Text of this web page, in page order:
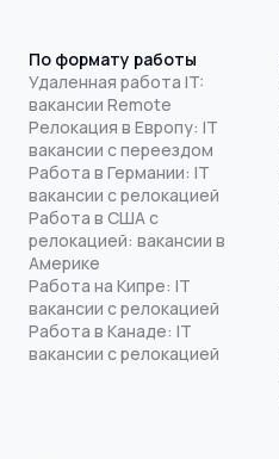
По формату работы
Удаленная работа IT:
вакансии Remote
Релокация в Европу: IT
вакансии с переездом
Работа в Германии: IT
вакансии с релокацией
Работа в США с
релокацией: вакансии в
Америке
Работа на Кипре: IT
вакансии с релокацией
Работа в Канаде: IT
вакансии с релокацией